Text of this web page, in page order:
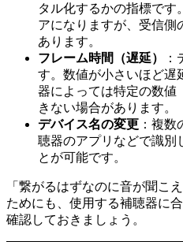
タル化するかの指標です
アになりますが、受信側
あります。
フレーム時間（遅延）
す。数値が小さいほど遅
器によっては特定の数値
きない場合があります。
デバイス名の変更 ：複
聴器のアプリなどで識別
とが可能です。
「繋がるはずなのに音が聞こ
ためにも、使用する補聴器に
確認しておきましょう。